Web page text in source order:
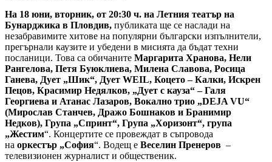
На 18 юни, вторник, от 20:30 ч. на Летния театър на
Бунарджика в Пловдив, публиката ще се наслади на
незабравимите хитове на популярни български изпълнители,
прегърнали каузите и убедени в мисията да бъдат техни
посланици. Това са обичаните Маргарита Хранова, Нели
Рангелова, Петя Буюклиева, Милена Славова, Росица
Ганева, Дует „Шик“, Дует WEIL, Коцето – Калки, Искрен
Пецов, Красимир Недялков, „Дует с кауза“ – Галя
Георгиева и Атанас Лазаров, Вокално трио „DEJA VU“
(Мирослав Станчев, Дражо Бошнаков и Бранимир
Недков), Група „Спринт“, Група „Хоризонт“, група
„Жестим“. Концертите се провеждат в съпровода
на оркестър „София“. Водещ е Веселин Пренеров –
телевизионен журналист и общественик.